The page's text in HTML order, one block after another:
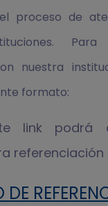
proceso de
Para
nuestra
formato:
link podrá
referenciación
DE